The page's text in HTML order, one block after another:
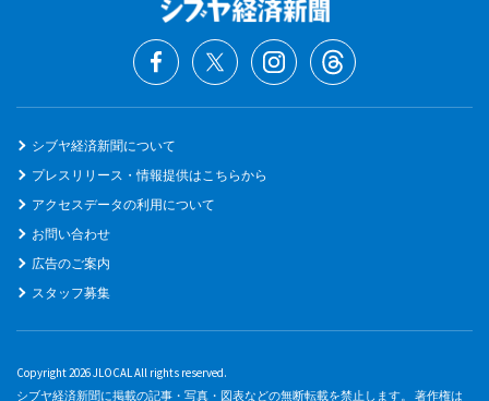
シブヤ経済新聞について
プレスリリース・情報提供はこちらから
アクセスデータの利用について
お問い合わせ
広告のご案内
スタッフ募集
Copyright 2026 JLOCAL All rights reserved.
シブヤ経済新聞に掲載の記事・写真・図表などの無断転載を禁止します。 著作権は